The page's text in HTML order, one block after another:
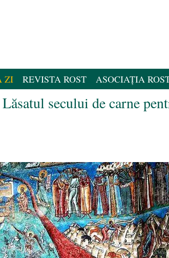
ZI REVISTA ROST ASOCIAȚIA
secului de carne